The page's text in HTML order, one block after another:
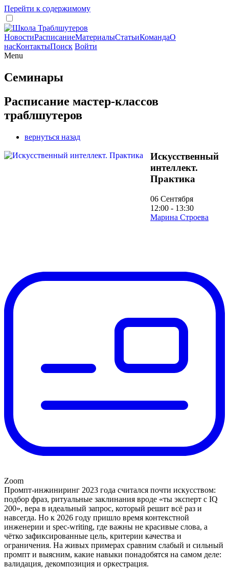
Перейти к содержимому
НовостиРасписаниеМатериалыСтатьиКомандаО
насКонтактыПоиск Войти
Menu
Семинары
Расписание мастер-классов
траблшутеров
вернуться назад
Искусственный
интеллект.
Практика
06 Сентября
12:00 - 13:30
Марина Строева
Zoom
Промпт-инжиниринг 2023 года считался почти искусством:
подбор фраз, ритуальные заклинания вроде «ты эксперт с IQ
200», вера в идеальный запрос, который решит всё раз и
навсегда. Но к 2026 году пришло время контекстной
инженерии и spec-writing, где важны не красивые слова, а
чётко зафиксированные цель, критерии качества и
ограничения. На живых примерах сравним слабый и сильный
промпт и выясним, какие навыки понадобятся на самом деле:
валидация, декомпозиция и оркестрация.